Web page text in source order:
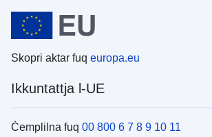
Skopri aktar fuq europa.eu
Ikkuntattja l-UE
Ċemplilna fuq 00 800 6 7 8 9 10 11